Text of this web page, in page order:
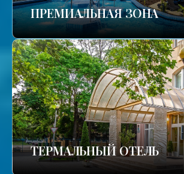
ПРЕМИАЛЬНАЯ ЗОНА
ТЕРМАЛЬНЫЙ ОТЕЛЬ